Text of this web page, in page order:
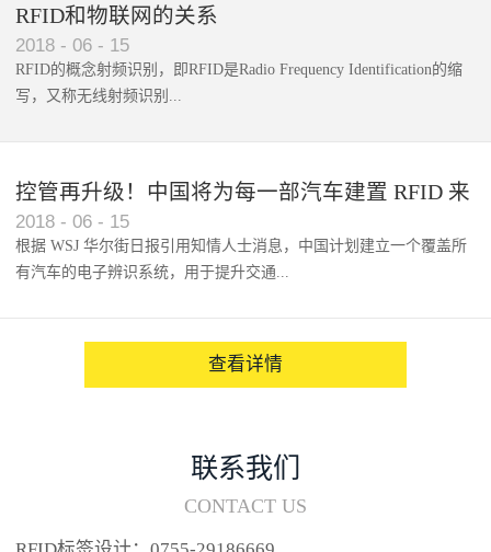
RFID和物联网的关系
2018 - 06 - 15
RFID的概念射频识别，即RFID是Radio Frequency Identification的缩
写，又称无线射频识别...
控管再升级！中国将为每一部汽车建置 RFID 来
架构辨识系统
2018 - 06 - 15
根据 WSJ 华尔街日报引用知情人士消息，中国计划建立一个覆盖所
有汽车的电子辨识系统，用于提升交通...
查看详情
联系我们
CONTACT US